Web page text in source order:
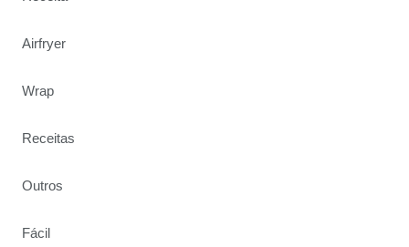
Airfryer
Wrap
Receitas
Outros
Fácil